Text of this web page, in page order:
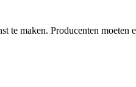
maken. Producenten